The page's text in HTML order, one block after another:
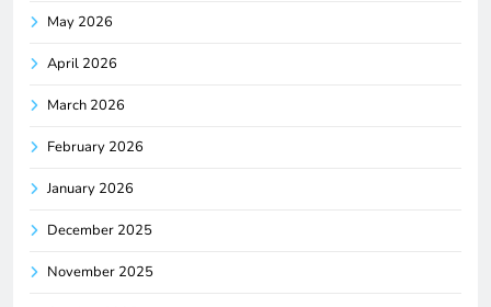
May 2026
April 2026
March 2026
February 2026
January 2026
December 2025
November 2025